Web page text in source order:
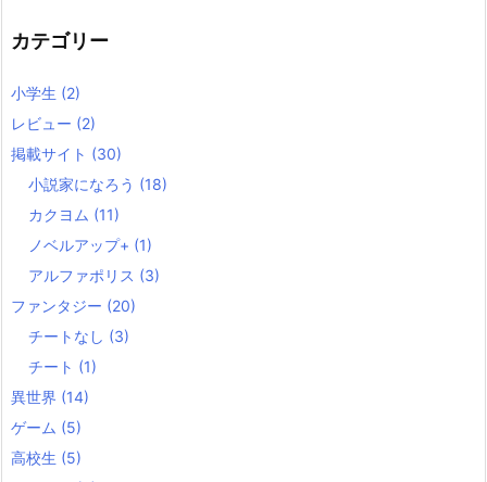
カテゴリー
小学生 (2)
レビュー (2)
掲載サイト (30)
小説家になろう (18)
カクヨム (11)
ノベルアップ+ (1)
アルファポリス (3)
ファンタジー (20)
チートなし (3)
チート (1)
異世界 (14)
ゲーム (5)
高校生 (5)